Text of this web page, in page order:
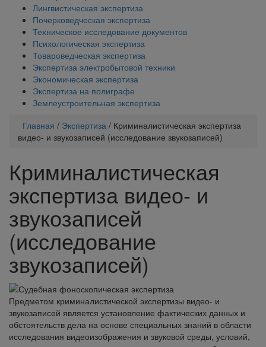
Лингвистическая экспертиза
Почерковедческая экспертиза
Техническое исследование документов
Психологическая экспертиза
Товароведческая экспертиза
Экспертиза электробытовой техники
Экономическая экспертиза
Экспертиза на полиграфе
Землеустроительная экспертиза
Главная / Экспертиза / Криминалистическая экспертиза
видео- и звукозаписей (исследование звукозаписей)
Криминалистическая
экспертиза видео- и
звукозаписей
(исследование
звукозаписей)
Предметом криминалистической экспертизы видео- и
звукозаписей является установление фактических данных и
обстоятельств дела на основе специальных знаний в области
исследования видеоизображения и звуковой среды, условий,